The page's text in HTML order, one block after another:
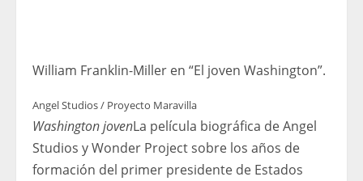
William Franklin-Miller en “El joven Washington”.
Angel Studios / Proyecto Maravilla
Washington jovenLa película biográfica de Angel
Studios y Wonder Project sobre los años de
formación del primer presidente de Estados